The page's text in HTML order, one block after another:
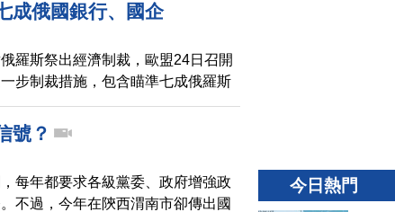
成俄國銀行、國企
羅斯祭出經濟制裁，歐盟24日召開
步制裁措施，包含瞄準七成俄羅斯
導體等關鍵技術以及煉油原料出口
號？
每年都要求各級黨委、政府增強政
不過，今年在陝西渭南市卻傳出國
今日熱門